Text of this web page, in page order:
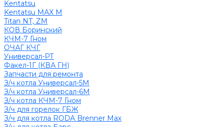
Kentatsu
Kentatsu MAX M
Titan NT, ZM
КОВ Боринский
КЧМ-7 Гном
ОЧАГ КЧГ
Универсал-РТ
Факел-1Г (КВА ГН)
Запчасти для ремонта
З/ч котла Универсал-5М
З/ч котла Универсал-6М
З/ч котла КЧМ-7 Гном
З/ч для горелок ГБЖ
З/ч для котла RODA Brenner Max